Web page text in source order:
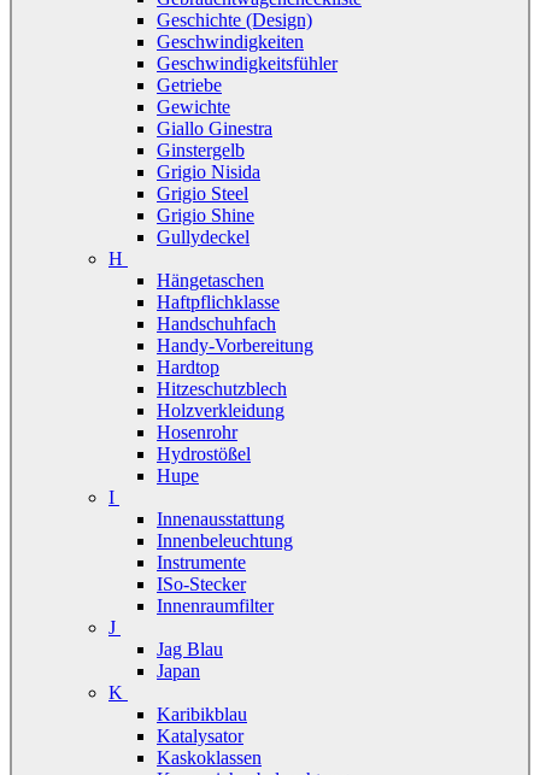
Geschichte (Design)
Geschwindigkeiten
Geschwindigkeitsfühler
Getriebe
Gewichte
Giallo Ginestra
Ginstergelb
Grigio Nisida
Grigio Steel
Grigio Shine
Gullydeckel
H
Hängetaschen
Haftpflichklasse
Handschuhfach
Handy-Vorbereitung
Hardtop
Hitzeschutzblech
Holzverkleidung
Hosenrohr
Hydrostößel
Hupe
I
Innenausstattung
Innenbeleuchtung
Instrumente
ISo-Stecker
Innenraumfilter
J
Jag Blau
Japan
K
Karibikblau
Katalysator
Kaskoklassen